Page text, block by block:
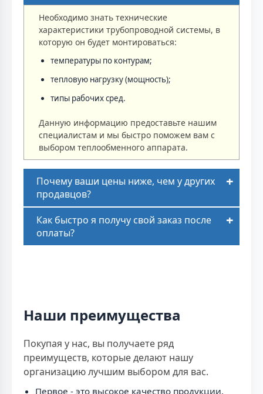
Необходимо знать технические
характеристики трубопроводной системы, в
которую он будет монтироваться:
температуры по контурам;
тепловую нагрузку (мощность);
типы рабочих сред.
Данную информацию предоставьте нашим
специалистам и мы быстро поможем вам с
выбором теплообменного аппарата.
Почему ваши цены ниже, чем у других
продавцов?
Как быстро я получу свой заказ после
оплаты?
Наши преимущества
Покупая у нас, вы получаете ряд
преимуществ, которые делают нашу
организацию лучшим выбором для вас.
Первое - это высокое качество продукции.